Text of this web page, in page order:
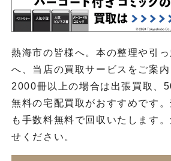
熱海市の皆様へ。本の整理や引
へ、当店の買取サービスをご案内
2000冊以上の場合は出張買取、
無料の宅配買取がおすすめです
も手数料無料で回収いたします
せください。